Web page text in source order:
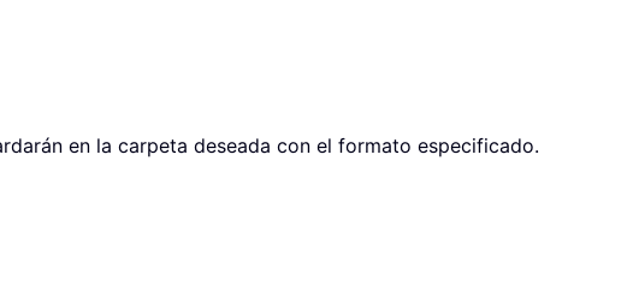
en la carpeta deseada con el formato especificado.